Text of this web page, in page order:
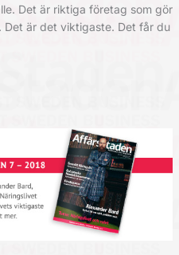
Det är riktiga företag som gör
Det är det viktigaste. Det får du